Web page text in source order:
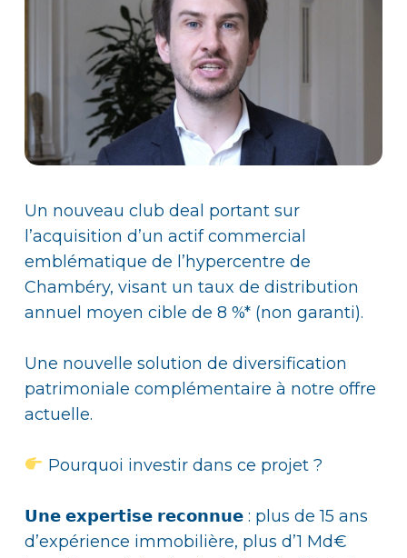
Un nouveau club deal portant sur
l’acquisition d’un actif commercial
emblématique de l’hypercentre de
Chambéry, visant un taux de distribution
annuel moyen cible de 8 %* (non garanti).
Une nouvelle solution de diversification
patrimoniale complémentaire à notre offre
actuelle.
Pourquoi investir dans ce projet ?
𝗨𝗻𝗲 𝗲𝘅𝗽𝗲𝗿𝘁𝗶𝘀𝗲 𝗿𝗲𝗰𝗼𝗻𝗻𝘂𝗲 : plus de 15 ans
d’expérience immobilière, plus d’1 Md€